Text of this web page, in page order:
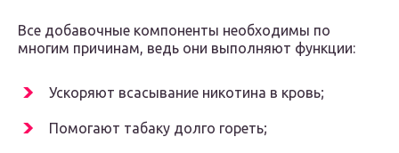
Все добавочные компоненты необходимы по
многим причинам, ведь они выполняют функции:
Ускоряют всасывание никотина в кровь;
Помогают табаку долго гореть;